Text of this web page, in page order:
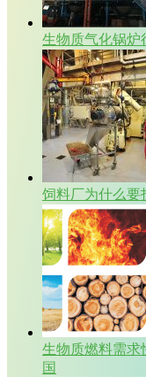
生物质气化锅炉
饲料厂为什么要
生物质燃料需求
国